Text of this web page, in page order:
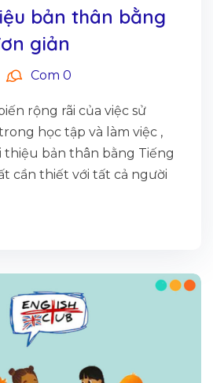
bản thân bằng
giản
Com 0
rộng rãi của việc sử
học tập và làm việc ,
thiệu bản thân bằng Tiếng
cần thiết với tất cả người